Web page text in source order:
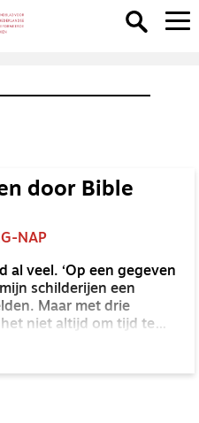
door Bible
NAP
al veel. ‘Op een gegeven
schilderijen een
Maar met drie
niet altijd om tijd te
te pakken.